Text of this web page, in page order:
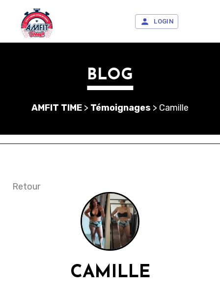
LOGIN
BLOG
AMFIT TIME > Témoignages > Camille
Retour
CAMILLE